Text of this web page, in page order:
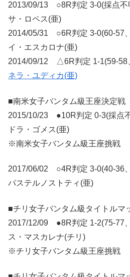
2013/09/13 ○8R判定 3-0(採点
サ・ロペス(亜)
2014/05/31 ○6R判定 3-0(60-57
イ・エスカロナ(亜)
2014/09/12 △6R判定 1-1(59-58
ネラ・ユディカ(亜)
■南米女子バンタム級王座決定戦
2015/10/23 ●10R判定 0-3(採点
ドラ・ゴメス(亜)
※南米女子バンタム級王座挑戦
2017/06/02 ○4R判定 3-0(40-36
パステルノストティ(亜)
■チリ女子バンタム級タイトルマ
2017/12/09 ●8R判定 1-2(75-77
ス・マスカレナ(チリ)
※チリ女子バンタム級王座挑戦